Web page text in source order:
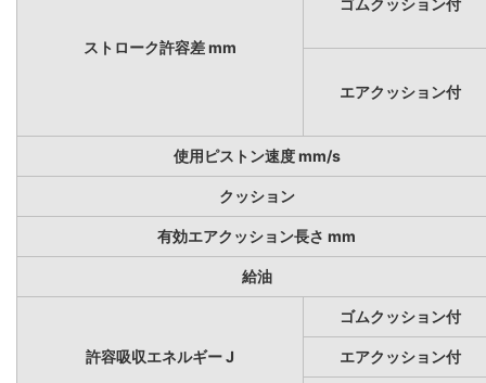
ストローク許容差 mm
ゴムクッション付
エアクッション付
使用ピストン速度 mm/s
クッション
有効エアクッション長さ mm
給油
許容吸収エネルギー J
ゴムクッション付
エアクッション付